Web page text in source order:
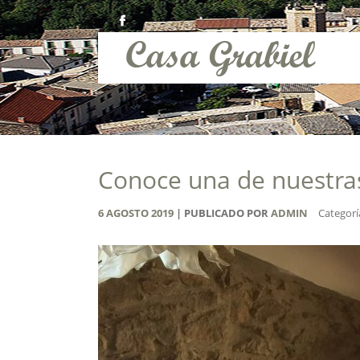
Conoce una de
6AGOSTO2019 PUBLICADO PORADMIN